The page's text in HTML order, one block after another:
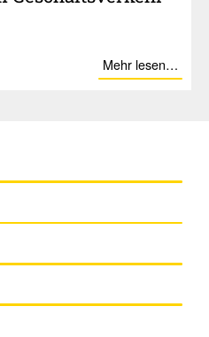
Mehr lesen…